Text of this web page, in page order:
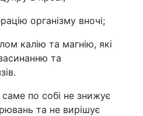
організму вночі;
калію та магнію, які
та
по собі не знижує
та не вирішує